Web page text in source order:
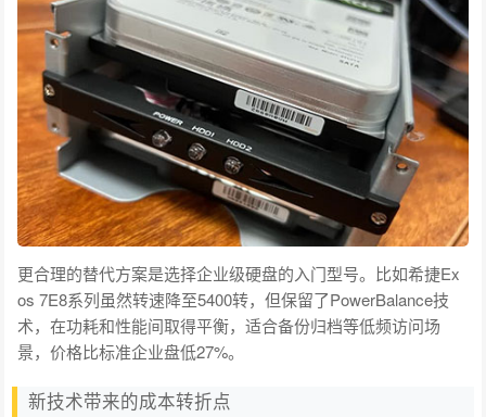
更合理的替代方案是选择企业级硬盘的入门型号。比如希捷Ex
os 7E8系列虽然转速降至5400转，但保留了PowerBalance技
术，在功耗和性能间取得平衡，适合备份归档等低频访问场
景，价格比标准企业盘低27%。
新技术带来的成本转折点